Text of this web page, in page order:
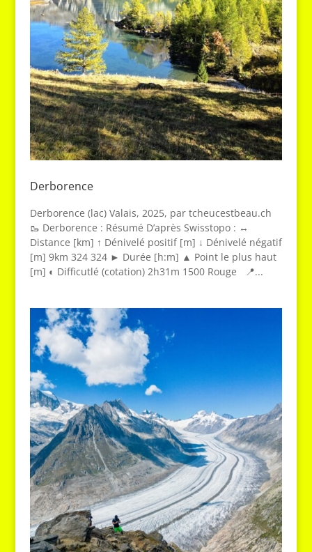
Derborence
Derborence (lac) Valais, 2025, par tcheucestbeau.ch
🥾 Derborence : Résumé D’après Swisstopo : ↔
Distance [km] ↑ Dénivelé positif [m] ↓ Dénivelé négatif
[m] 9km 324 324 ► Durée [h:m] ▲ Point le plus haut
[m] ◐ Difficutlé (cotation) 2h31m 1500 Rouge 📍...